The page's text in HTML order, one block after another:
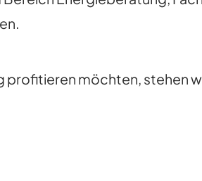
möchten, stehen